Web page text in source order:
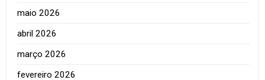
maio 2026
abril 2026
março 2026
fevereiro 2026